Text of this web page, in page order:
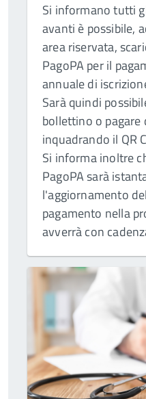
Si informano tutti
avanti è possibile,
area riservata,
PagoPA per il
annuale di
Sarà quindi
bollettino o
inquadrando il QR
Si informa inoltre
PagoPA sarà
l'aggiornamento
pagamento nella
avverrà con